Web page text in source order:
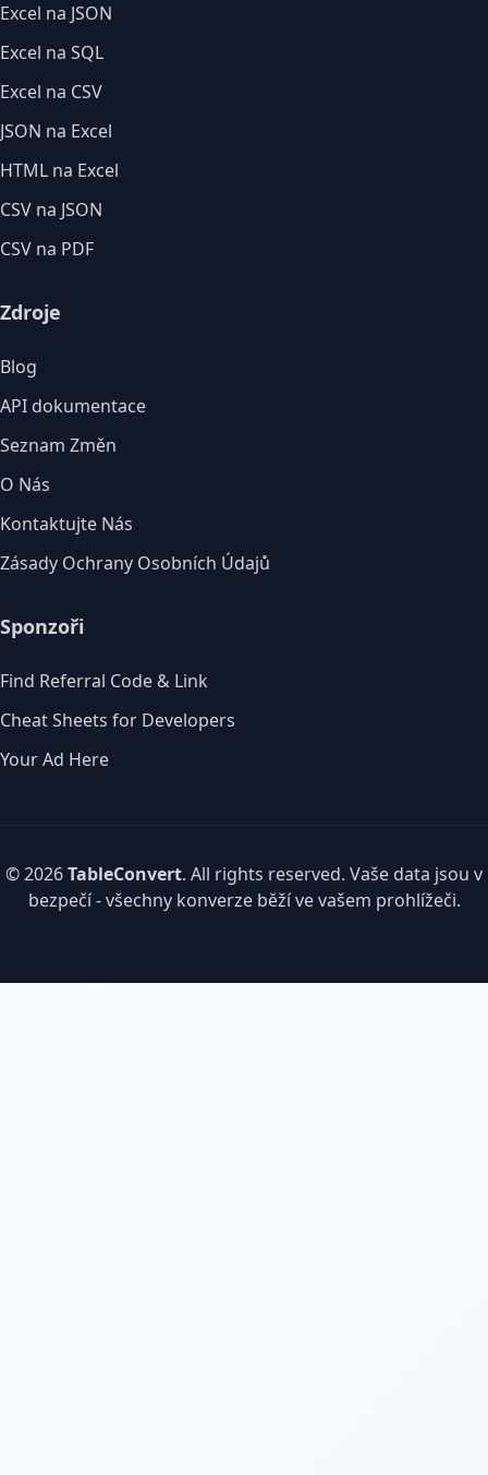
Excel na JSON
Excel na SQL
Excel na CSV
JSON na Excel
HTML na Excel
CSV na JSON
CSV na PDF
Zdroje
Blog
API dokumentace
Seznam Změn
O Nás
Kontaktujte Nás
Zásady Ochrany Osobních Údajů
Sponzoři
Find Referral Code & Link
Cheat Sheets for Developers
Your Ad Here
© 2026TableConvert. All rights reserved. Vaše data jsou v
bezpečí - všechny konverze běží ve vašem prohlížeči.